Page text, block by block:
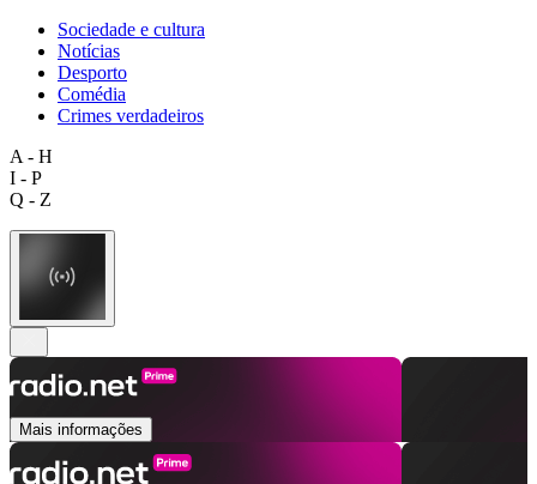
Sociedade e cultura
Notícias
Desporto
Comédia
Crimes verdadeiros
A - H
I - P
Q - Z
Mais informações